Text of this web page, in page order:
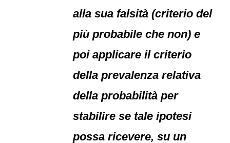
alla sua falsità (criterio del
più probabile che non) e
poi applicare il criterio
della prevalenza relativa
della probabilità per
stabilire se tale ipotesi
possa ricevere, su un